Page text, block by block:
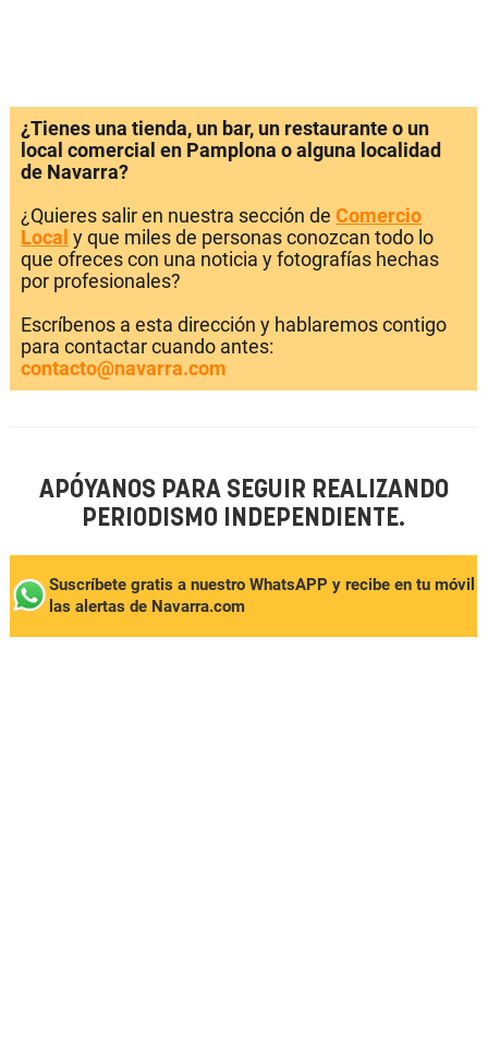
¿Tienes una tienda, un bar, un restaurante o un
local comercial en Pamplona o alguna localidad
de Navarra?
¿Quieres salir en nuestra sección de Comercio
Local y que miles de personas conozcan todo lo
que ofreces con una noticia y fotografías hechas
por profesionales?
Escríbenos a esta dirección y hablaremos contigo
para contactar cuando antes:
contacto@navarra.com
APÓYANOS PARA SEGUIR REALIZANDO
PERIODISMO INDEPENDIENTE.
Suscríbete gratis a nuestro WhatsAPP y recibe en tu móvil
las alertas de Navarra.com